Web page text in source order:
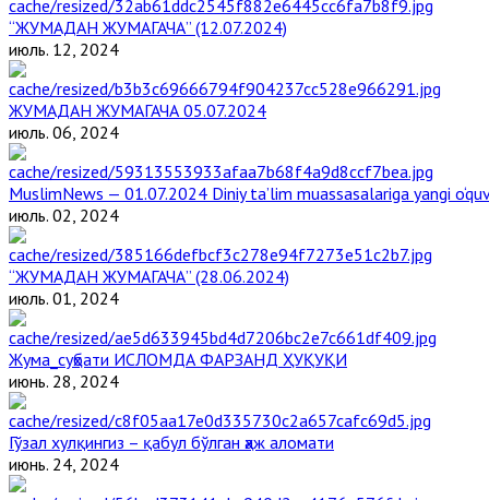
“ЖУМАДАН ЖУМАГАЧА” (12.07.2024)
июль. 12, 2024
ЖУМАДАН ЖУМАГАЧА 05.07.2024
июль. 06, 2024
MuslimNews — 01.07.2024 Diniy ta’lim muassasalariga yangi
июль. 02, 2024
“ЖУМАДАН ЖУМАГАЧА” (28.06.2024)
июль. 01, 2024
Жума_суҳбати ИСЛОМДА ФАРЗАНД ҲУҚУҚИ
июнь. 28, 2024
Гўзал хулқингиз – қабул бўлган ҳаж аломати
июнь. 24, 2024